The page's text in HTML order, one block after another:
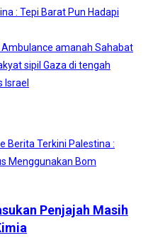
: Tepi Barat Pun Hadapi
Ambulance amanah Sahabat
sipil Gaza di tengah
Penjajah Masih